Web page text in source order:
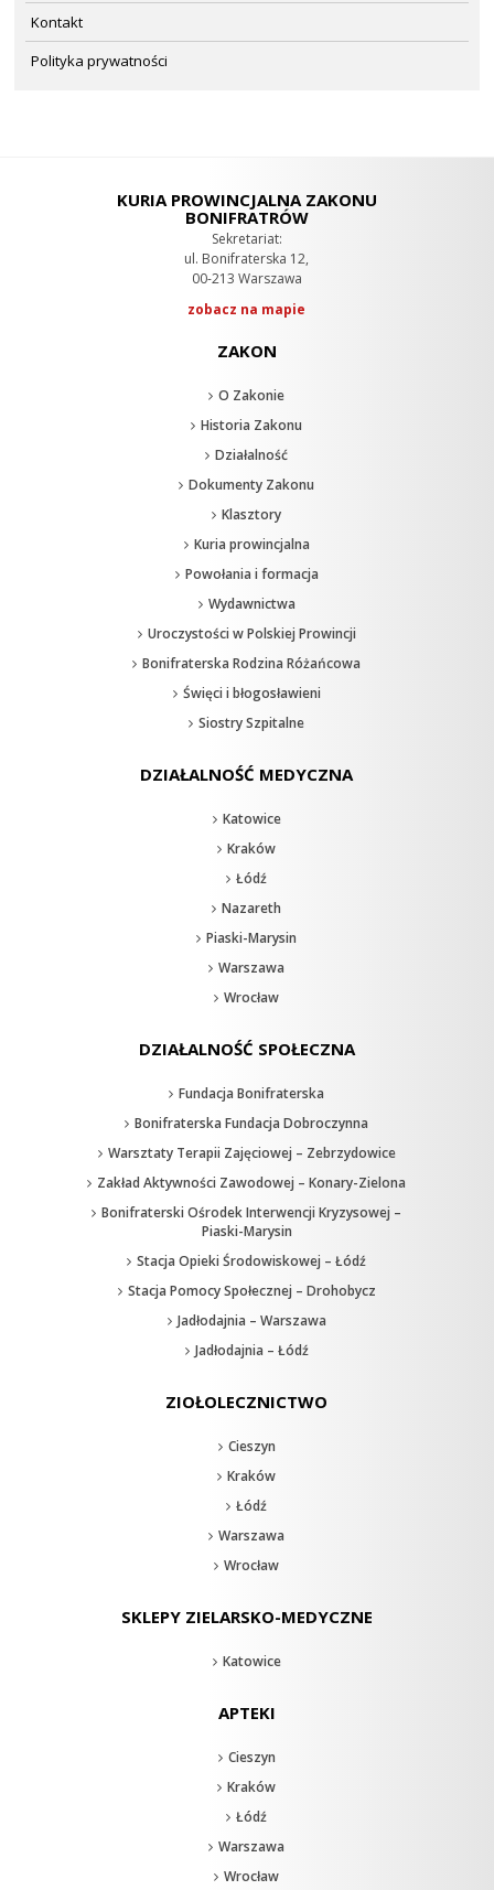
Kontakt
Polityka prywatności
KURIA PROWINCJALNA ZAKONU
BONIFRATRÓW
Sekretariat:
ul. Bonifraterska 12,
00-213 Warszawa
zobacz na mapie
ZAKON
O Zakonie
Historia Zakonu
Działalność
Dokumenty Zakonu
Klasztory
Kuria prowincjalna
Powołania i formacja
Wydawnictwa
Uroczystości w Polskiej Prowincji
Bonifraterska Rodzina Różańcowa
Święci i błogosławieni
Siostry Szpitalne
DZIAŁALNOŚĆ MEDYCZNA
Katowice
Kraków
Łódź
Nazareth
Piaski-Marysin
Warszawa
Wrocław
DZIAŁALNOŚĆ SPOŁECZNA
Fundacja Bonifraterska
Bonifraterska Fundacja Dobroczynna
Warsztaty Terapii Zajęciowej – Zebrzydowice
Zakład Aktywności Zawodowej – Konary-Zielona
Bonifraterski Ośrodek Interwencji Kryzysowej –
Piaski-Marysin
Stacja Opieki Środowiskowej – Łódź
Stacja Pomocy Społecznej – Drohobycz
Jadłodajnia – Warszawa
Jadłodajnia – Łódź
ZIOŁOLECZNICTWO
Cieszyn
Kraków
Łódź
Warszawa
Wrocław
SKLEPY ZIELARSKO-MEDYCZNE
Katowice
APTEKI
Cieszyn
Kraków
Łódź
Warszawa
Wrocław